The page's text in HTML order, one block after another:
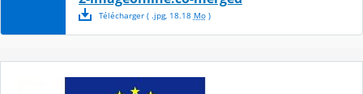
Télécharger( .jpg, 18.18 Mo)